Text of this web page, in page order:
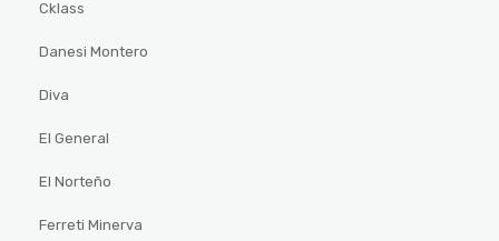
Cklass
Danesi Montero
Diva
El General
El Norteño
Ferreti Minerva